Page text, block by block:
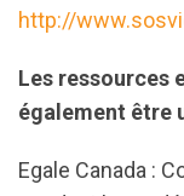
http://
Les ressources
également être
Egale Canada :